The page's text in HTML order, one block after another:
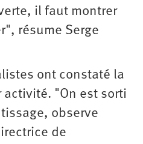
il faut montrer
résume Serge
ont constaté la
"On est sorti
observe
de